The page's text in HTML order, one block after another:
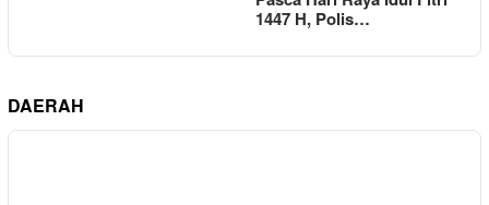
1447 H, Polis…
DAERAH